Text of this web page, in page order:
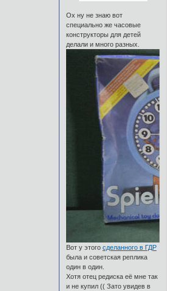
Ох ну не знаю вот
специально же часовые
конструкторы для детей
делали и много разных.
Вот у этогосделанного в ГДР
была и советская реплика
один в один.
Хотя отец редиска её мне так
и не купил (( Зато увидев в